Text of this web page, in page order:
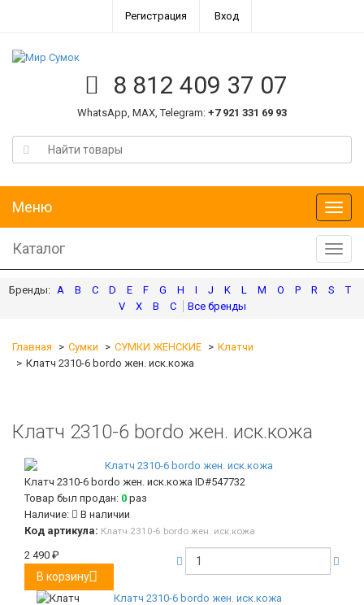
Регистрация Вход
8 812 409 37 07
WhatsApp, MAX, Telegram: +7 921 331 69 93
Меню
Меню
Каталог
A B C D E F G H I J K L M O P R S
T
V
X В С
Главная Сумки СУМКИ ЖЕНСКИЕ
Клатчи
Клатч 2310-6 bordo жен. иск.кожа
Клатч 2310-6 bordo жен. иск.кожа
Клатч 2310-6 bordo жен. иск.кожа ID#547732
Товар был продан: 0 раз
Наличие:
В наличии
Код артикула: Клатч 2310-6 bordo жен. иск.кожа
2 490 ₽
В корзину
Клатч 2310-6 bordo жен. иск.кожа